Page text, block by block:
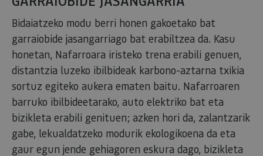
Bidaiatzeko modu berri honen gakoetako bat
garraiobide jasangarriago bat erabiltzea da. Kasu
honetan, Nafarroara iristeko trena erabili genuen,
distantzia luzeko ibilbideak karbono-aztarna txikia
sortuz egiteko aukera ematen baitu. Nafarroaren
barruko ibilbideetarako, auto elektriko bat eta
bizikleta erabili genituen; azken hori da, zalantzarik
gabe, lekualdatzeko modurik ekologikoena da eta
gaur egun jende gehiagoren eskura dago, bizikleta